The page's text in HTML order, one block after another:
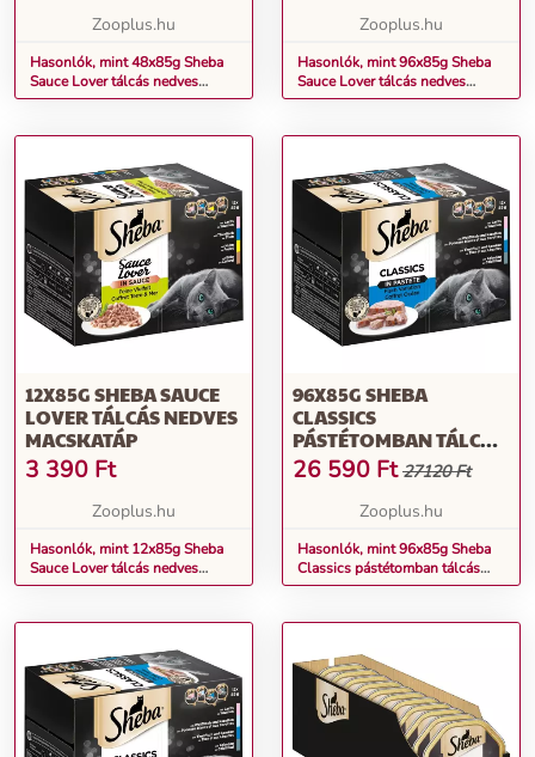
Zooplus.hu
Hasonlók, mint 48x85g Sheba
Sauce Lover tálcás nedves
macskatáp
Zooplus.hu
Hasonlók, mint 96x85g Sheba
Sauce Lover tálcás nedves
macskatáp
12X85G SHEBA SAUCE
LOVER TÁLCÁS NEDVES
MACSKATÁP
3 390 Ft
Zooplus.hu
Hasonlók, mint 12x85g Sheba
Sauce Lover tálcás nedves
macskatáp
96X85G SHEBA
CLASSICS
PÁSTÉTOMBAN TÁLCÁS
NEDVES MACSKATÁP
26 590 Ft 27120 Ft
Zooplus.hu
Hasonlók, mint 96x85g Sheba
Classics pástétomban tálcás
nedves macskatáp